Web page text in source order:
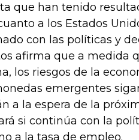
que han tenido
a los Estados
con las políticas y
afirma que a medida
los riesgos de la
emergentes
a la espera de la
si continúa con la
a la tasa de empleo.